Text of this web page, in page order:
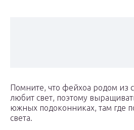
Помните, что фейхоа родом из
любит свет, поэтому
южных подоконниках, там где
света.